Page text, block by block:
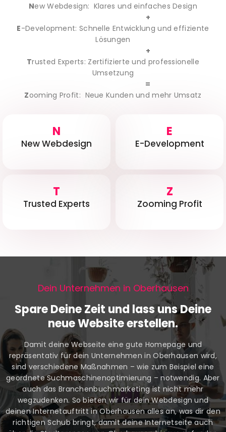
N
New Webdesign
E
E-Development
T
Trusted Experts
Z
Zooming Profit
New Webdesign: Klares und einfaches Design
+
E-Development: Schnelle Entwicklung und effiziente
Lösungen
+
Trusted Experts: Zertifizierte und professionelle
Umsetzung
=
Zooming Profit: Neue Kunden und mehr Umsatz
Dein Unternehmen in Oberhausen
Spare Deine Zeit und lass uns Deine
neue Website erstellen.
Damit deine Webseite eine gute Homepage und
repräsentativ für dein Unternehmen in Oberhausen wird,
sind verschiedene Maßnahmen – wie zum Beispiel eine
geordnete Suchmaschinenoptimierung – notwendig. Aber
auch das Branchenbuchmarketing ist nicht mehr
wegzudenken. So bieten wir für dein Webdesign und
deinen Internetauftritt in Oberhausen alles an, was dir den
richtigen Schub bringt, damit deine Internetseite auch